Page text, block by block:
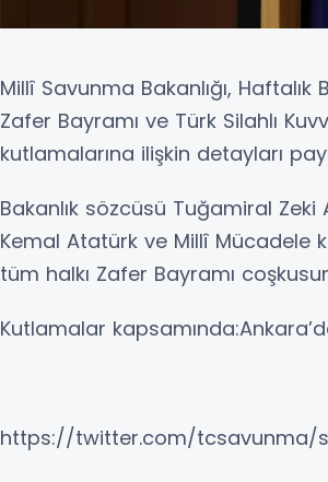
Millî Savunma Bakanlığı,
Zafer Bayramı ve Türk Silahlı
kutlamalarına ilişkin detayları
Bakanlık sözcüsü Tuğamiral
Kemal Atatürk ve Millî Mücadele
tüm halkı Zafer Bayramı
Kutlamalar
https://twitter.com/tcsavunma/